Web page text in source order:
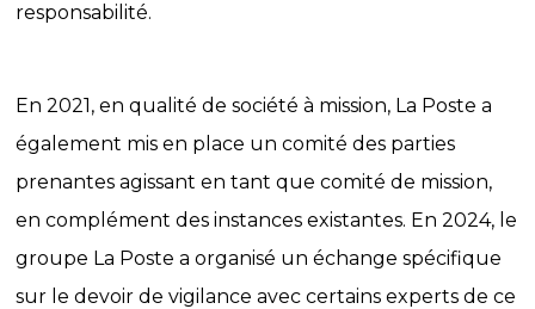
responsabilité.
En 2021, en qualité de société à mission, La Poste a
également mis en place un comité des parties
prenantes agissant en tant que comité de mission,
en complément des instances existantes. En 2024, le
groupe La Poste a organisé un échange spécifique
sur le devoir de vigilance avec certains experts de ce